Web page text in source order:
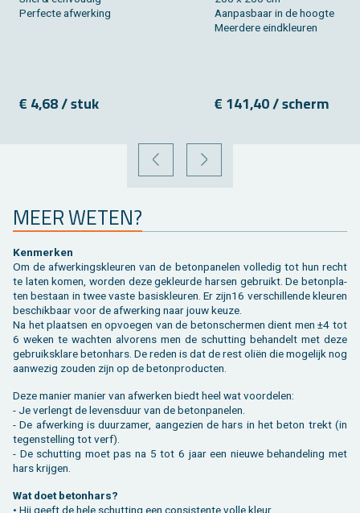
Per­fec­te af­wer­king
€ 4,68 / stuk
Aan­pas­baar in de hoog­te
Meer­de­re eind­kleu­ren
€ 141,40 / scherm
VORIGE VOLGENDE
MEER WETEN?
Ken­mer­ken
Om de af­wer­kings­kleu­ren van de be­ton­pa­ne­len vol­le­dig tot hun recht
te laten komen, wor­den deze ge­kleur­de har­sen ge­bruikt. De be­ton­pla­
ten be­staan in twee vaste ba­sis­kleu­ren. Er zijn16 ver­schil­len­de kleu­ren
be­schik­baar voor de af­wer­king naar jouw keuze.
Na het plaat­sen en op­voe­gen van de be­ton­scher­men dient men ±4 tot
6 weken te wach­ten al­vo­rens men de schut­ting be­han­delt met deze
ge­bruiks­kla­re be­ton­hars. De reden is dat de rest oliën die mo­ge­lijk nog
aan­we­zig zou­den zijn op de be­ton­pro­duc­ten.
Deze ma­nier ma­nier van af­wer­ken biedt heel wat voor­de­len:
- Je ver­lengt de le­vens­duur van de be­ton­pa­ne­len.
- De af­wer­king is duur­za­mer, aan­ge­zien de hars in het beton trekt (in
te­gen­stel­ling tot verf).
- De schut­ting moet pas na 5 tot 6 jaar een nieu­we be­han­de­ling met
hars krij­gen.
Wat doet be­ton­hars?
• Hij geeft de hele schut­ting een con­sis­ten­te volle kleur.